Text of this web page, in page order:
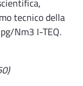
tecnico della
Nm3 I-TEQ.